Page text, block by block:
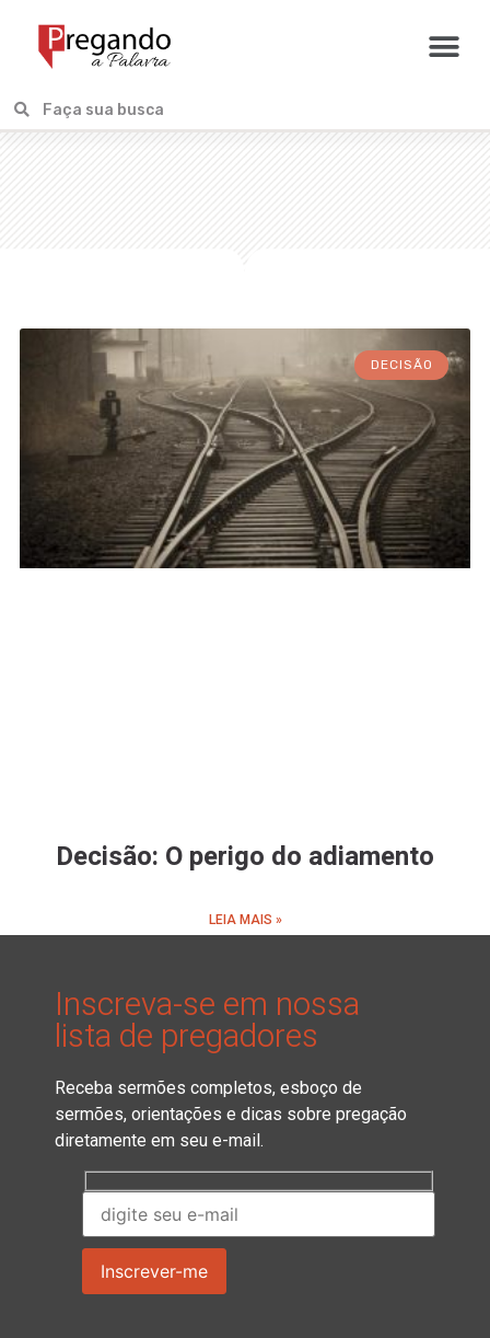
DECISÃO
Decisão: O perigo do adiamento
LEIA MAIS »
Inscreva-se em nossa
lista de pregadores
Receba sermões completos, esboço de
sermões, orientações e dicas sobre pregação
diretamente em seu e-mail.